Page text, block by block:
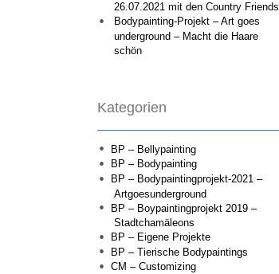
26.07.2021 mit den Country Friends
Bodypainting-Projekt – Art goes
underground – Macht die Haare
schön
Kategorien
BP – Bellypainting
BP – Bodypainting
BP – Bodypaintingprojekt-2021 –
Artgoesunderground
BP – Boypaintingprojekt 2019 –
Stadtchamäleons
BP – Eigene Projekte
BP – Tierische Bodypaintings
CM – Customizing